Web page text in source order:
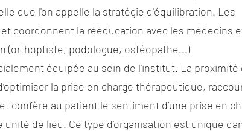
que l'on appelle la stratégie d'équilibration. Les
coordonnent la rééducation avec les médecins
(orthoptiste, podologue, ostéopathe...)
équipée au sein de l'institut. La proximité
la prise en charge thérapeutique,
confère au patient le sentiment d’une prise en
de lieu. Ce type d’organisation est unique